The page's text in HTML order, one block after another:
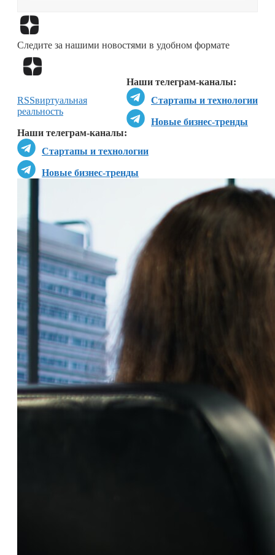
Следите за нашими новостями в удобном формате
Наши телеграм-каналы:
Стартапы и технологии
Новые бизнес-тренды
Наши телеграм-каналы:
Стартапы и технологии
Новые бизнес-тренды
RSSвиртуальная
реальность